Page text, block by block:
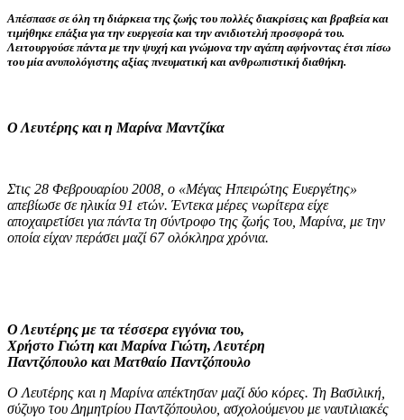
Απέσπασε σε όλη τη διάρκεια της ζωής του πολλές διακρίσεις και βραβεία και
τιμήθηκε επάξια για την ευεργεσία και την ανιδιοτελή προσφορά του.
Λειτουργούσε πάντα με την ψυχή και γνώμονα την αγάπη αφήνοντας έτσι πίσω
του μία ανυπολόγιστης αξίας πνευματική και ανθρωπιστική διαθήκη.
Ο Λευτέρης και η Μαρίνα Μαντζίκα
Στις 28 Φεβρουαρίου 2008, ο «Μέγας Ηπειρώτης Ευεργέτης»
απεβίωσε σε ηλικία 91 ετών. Έντεκα μέρες νωρίτερα είχε
αποχαιρετίσει για πάντα τη σύντροφο της ζωής του, Μαρίνα, με την
οποία είχαν περάσει μαζί 67 ολόκληρα χρόνια.
Ο Λευτέρης με τα τέσσερα εγγόνια του,
Χρήστο Γιώτη και Μαρίνα Γιώτη, Λευτέρη
Παντζόπουλο και Ματθαίο Παντζόπουλο
Ο Λευτέρης και η Μαρίνα απέκτησαν μαζί δύο κόρες. Τη Βασιλική,
σύζυγο του Δημητρίου Παντζόπουλου, ασχολούμενου με ναυτιλιακές